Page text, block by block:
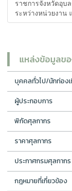
ราชการจังหวัดอุบ
ระหว่างหน่วยงาน
แหล่งข้อมูลข
บุคคลทั่วไป/นักท่อง
ผู้ประกอบการ
พิกัดศุลกากร
ราคาศุลกากร
ประกาศกรมศุลกากร
กฎหมายที่เกี่ยวข้อง